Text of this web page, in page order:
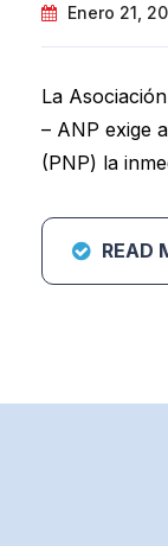
Enero 21,
La
– ANP exige
(PNP) la
READ